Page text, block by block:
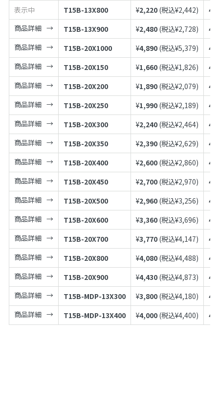
表示中 T15B-13X800 ¥2,220 (税込¥2,442)
商品詳細
T15B-13X900 ¥2,480 (税込¥2,728)
商品詳細
T15B-20X1000 ¥4,890 (税込¥5,379)
商品詳細
T15B-20X150 ¥1,660 (税込¥1,826)
商品詳細
T15B-20X200 ¥1,890 (税込¥2,079)
商品詳細
T15B-20X250 ¥1,990 (税込¥2,189)
商品詳細
T15B-20X300 ¥2,240 (税込¥2,464)
商品詳細
T15B-20X350 ¥2,390 (税込¥2,629)
商品詳細
T15B-20X400 ¥2,600 (税込¥2,860)
商品詳細
T15B-20X450 ¥2,700 (税込¥2,970)
商品詳細
T15B-20X500 ¥2,960 (税込¥3,256)
商品詳細
T15B-20X600 ¥3,360 (税込¥3,696)
商品詳細
T15B-20X700 ¥3,770 (税込¥4,147)
商品詳細
T15B-20X800 ¥4,080 (税込¥4,488)
商品詳細
T15B-20X900 ¥4,430 (税込¥4,873)
商品詳細
T15B-MDP-13X300 ¥3,800 (税込¥4,180)
商品詳細
T15B-MDP-13X400 ¥4,000 (税込¥4,400)